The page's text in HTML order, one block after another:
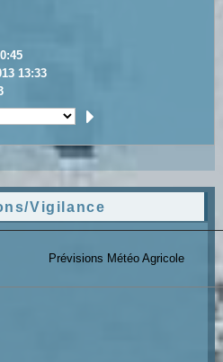
13:33
Vigilance
Prévisions Météo Agricole